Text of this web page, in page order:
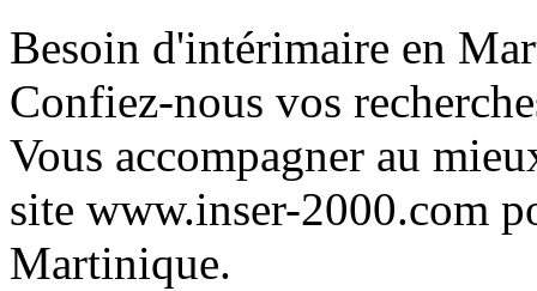
Besoin d'intérimaire en
Confiez-nous vos
Vous accompagner au
site www.inser-2000.com
Martinique.